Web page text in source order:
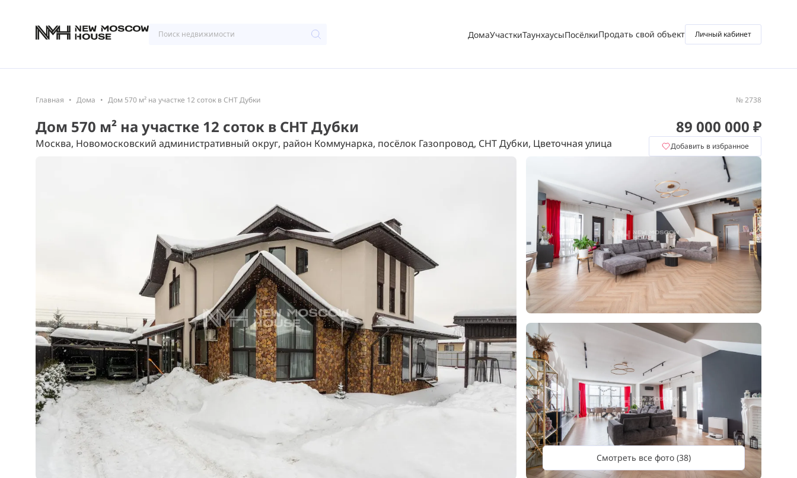
ДомаУчасткиТаунхаусыПосёлкиПродать свой объект Личный кабинет
Главная Дома Дом 570 м² на участке 12 соток в СНТ Дубки № 2738
Дом 570 м² на участке 12 соток в СНТ Дубки
Москва, Новомосковский административный округ, район Коммунарка, посёлок Газопровод, СНТ Дубки, Цветочная улица
89 000 000 ₽
Добавить в избранное
Смотреть все фото (38)